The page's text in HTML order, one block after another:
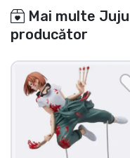
Mai multe
producător